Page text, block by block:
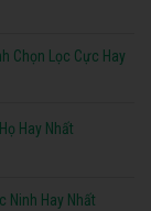
Chọn Lọc Cực Hay
Hay Nhất
Ninh Hay Nhất